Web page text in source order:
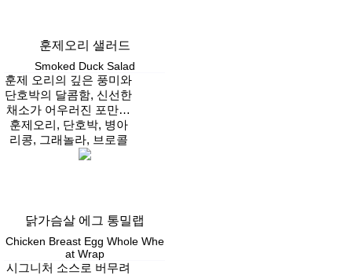
훈제오리 샐러드
Smoked Duck Salad
훈제 오리의 깊은 풍미와
단호박의 달콤함, 신선한
채소가 어우러진 포만감
가득 샐러드
훈제오리, 단호박, 병아
리콩, 그래놀라, 브로콜
리, 할라피뇨, 방울토마
닭가슴살 에그 통밀랩
Chicken Breast Egg Whole Whe
at Wrap
시그니처 소스로 버무려